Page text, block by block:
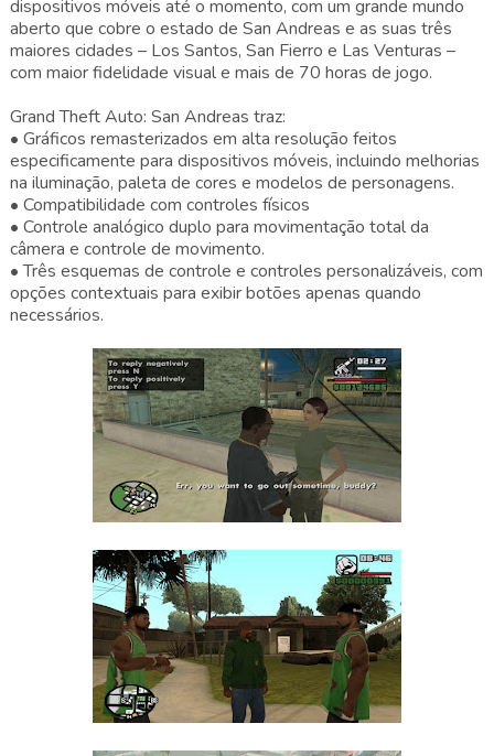
dispositivos móveis até o momento, com um grande mundo
aberto que cobre o estado de San Andreas e as suas três
maiores cidades – Los Santos, San Fierro e Las Venturas –
com maior fidelidade visual e mais de 70 horas de jogo.
Grand Theft Auto: San Andreas traz:
• Gráficos remasterizados em alta resolução feitos
especificamente para dispositivos móveis, incluindo melhorias
na iluminação, paleta de cores e modelos de personagens.
• Compatibilidade com controles físicos
• Controle analógico duplo para movimentação total da
câmera e controle de movimento.
• Três esquemas de controle e controles personalizáveis, com
opções contextuais para exibir botões apenas quando
necessários.